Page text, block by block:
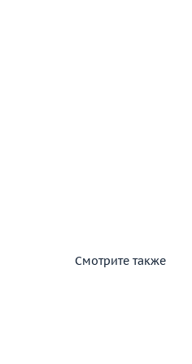
Смотрите также